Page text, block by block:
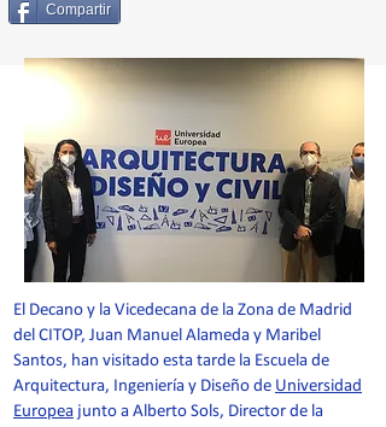
Compartir
El Decano y la Vicedecana de la Zona de Madrid
del CITOP, Juan Manuel Alameda y Maribel
Santos, han visitado esta tarde la Escuela de
Arquitectura, Ingeniería y Diseño de Universidad
Europea junto a Alberto Sols, Director de la